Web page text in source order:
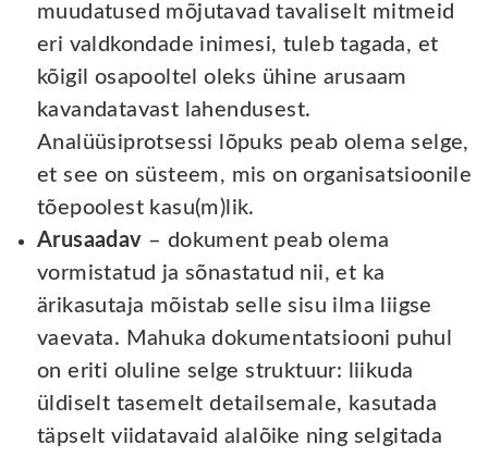
muudatused mõjutavad tavaliselt mitmeid
eri valdkondade inimesi, tuleb tagada, et
kõigil osapooltel oleks ühine arusaam
kavandatavast lahendusest.
Analüüsiprotsessi lõpuks peab olema selge,
et see on süsteem, mis on organisatsioonile
tõepoolest kasu(m)lik.
Arusaadav – dokument peab olema
vormistatud ja sõnastatud nii, et ka
ärikasutaja mõistab selle sisu ilma liigse
vaevata. Mahuka dokumentatsiooni puhul
on eriti oluline selge struktuur: liikuda
üldiselt tasemelt detailsemale, kasutada
täpselt viidatavaid alalõike ning selgitada